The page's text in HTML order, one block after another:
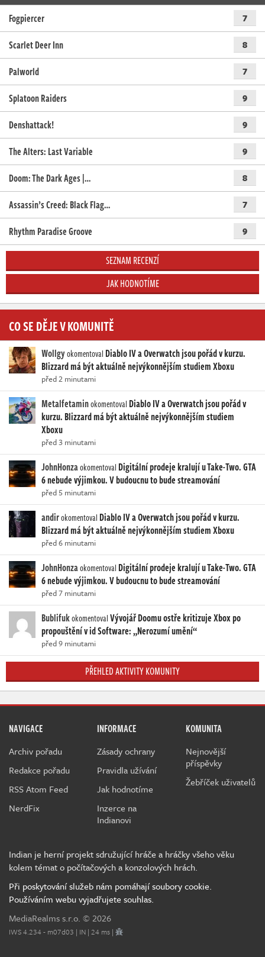
Fogpiercer
7
Scarlet Deer Inn 8
Palworld 7
Splatoon Raiders 9
Denshattack! 9
The Alters: Last Variable 9
Doom: The Dark Ages |… 8
Assassin’s Creed: Black Flag… 7
Rhythm Paradise Groove 9
SEZNAM RECENZÍ
JAK HODNOTÍME
CO SE DĚJE V KOMUNITĚ
Wollgyokomentoval Diablo IV a Overwatch jsou pořád v kurzu.
Blizzard má být aktuálně nejvýkonnějším studiem Xboxu
před 2 minutami
Metalfetaminokomentoval Diablo IV a Overwatch jsou pořád v
kurzu. Blizzard má být aktuálně nejvýkonnějším studiem
Xboxu
před 3 minutami
JohnHonzaokomentoval Digitální prodeje kralují u Take-Two. GTA
6 nebude výjimkou. V budoucnu to bude streamování
před 5 minutami
andirokomentoval Diablo IV a Overwatch jsou pořád v kurzu.
Blizzard má být aktuálně nejvýkonnějším studiem Xboxu
před 6 minutami
JohnHonzaokomentoval Digitální prodeje kralují u Take-Two. GTA
6 nebude výjimkou. V budoucnu to bude streamování
před 7 minutami
BublifukokomentovalVývojář Doomu ostře kritizuje Xbox po
propouštění v id Software: „Nerozumí umění“
před 9 minutami
PŘEHLED AKTIVITY KOMUNITY
NAVIGACE
Archiv pořadu
Redakce pořadu
RSS Atom Feed
NerdFix
INFORMACE
Zásady ochrany
Pravidla užívání
Jak hodnotíme
Inzerce na
Indianovi
KOMUNITA
Nejnovější
příspěvky
Žebříček uživatelů
Indian je herní projekt sdružující hráče a hráčky všeho věku
kolem témat o počítačových a konzolových hrách.
Při poskytování služeb nám pomáhají soubory cookie.
Používáním webu vyjadřujete souhlas.
MediaRealms s.r.o. © 2026
IWS 4.234 - m07d03 | IN | 24 ms |